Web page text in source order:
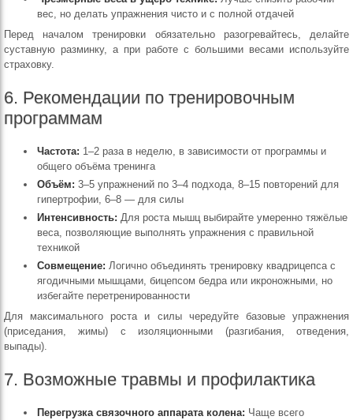
вес, но делать упражнения чисто и с полной отдачей
Перед началом тренировки обязательно разогревайтесь, делайте
суставную разминку, а при работе с большими весами используйте
страховку.
6. Рекомендации по тренировочным
программам
Частота: 1–2 раза в неделю, в зависимости от программы и
общего объёма тренинга
Объём: 3–5 упражнений по 3–4 подхода, 8–15 повторений для
гипертрофии, 6–8 — для силы
Интенсивность: Для роста мышц выбирайте умеренно тяжёлые
веса, позволяющие выполнять упражнения с правильной
техникой
Совмещение: Логично объединять тренировку квадрицепса с
ягодичными мышцами, бицепсом бедра или икроножными, но
избегайте перетренированности
Для максимального роста и силы чередуйте базовые упражнения
(приседания, жимы) с изоляционными (разгибания, отведения,
выпады).
7. Возможные травмы и профилактика
Перегрузка связочного аппарата колена: Чаще всего